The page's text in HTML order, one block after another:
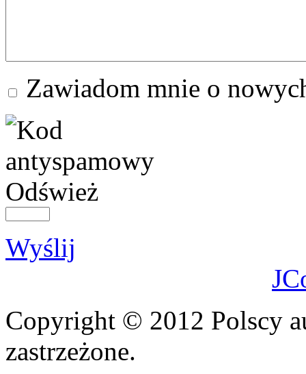
Zawiadom mnie o
Odśwież
Wyślij
Copyright © 2012 Polscy
zastrzeżone.